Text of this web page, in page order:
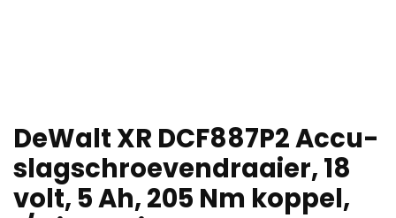
DeWalt XR DCF887P2 Accu-
slagschroevendraaier, 18
volt, 5 Ah, 205 Nm koppel,